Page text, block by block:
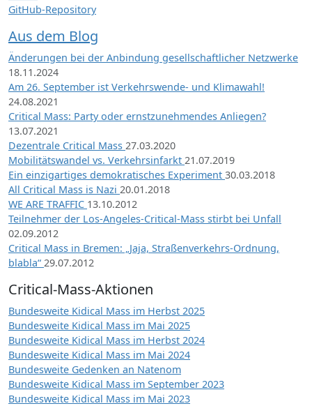
GitHub-Repository
Aus dem Blog
Änderungen bei der Anbindung gesellschaftlicher Netzwerke
18.11.2024
Am 26. September ist Verkehrswende- und Klimawahl!
24.08.2021
Critical Mass: Party oder ernstzunehmendes Anliegen?
13.07.2021
Dezentrale Critical Mass 27.03.2020
Mobilitätswandel vs. Verkehrsinfarkt 21.07.2019
Ein einzigartiges demokratisches Experiment 30.03.2018
All Critical Mass is Nazi 20.01.2018
WE ARE TRAFFIC 13.10.2012
Teilnehmer der Los-Angeles-Critical-Mass stirbt bei Unfall
02.09.2012
Critical Mass in Bremen: „Jaja, Straßenverkehrs-Ordnung,
blabla“ 29.07.2012
Critical-Mass-Aktionen
Bundesweite Kidical Mass im Herbst 2025
Bundesweite Kidical Mass im Mai 2025
Bundesweite Kidical Mass im Herbst 2024
Bundesweite Kidical Mass im Mai 2024
Bundesweite Gedenken an Natenom
Bundesweite Kidical Mass im September 2023
Bundesweite Kidical Mass im Mai 2023